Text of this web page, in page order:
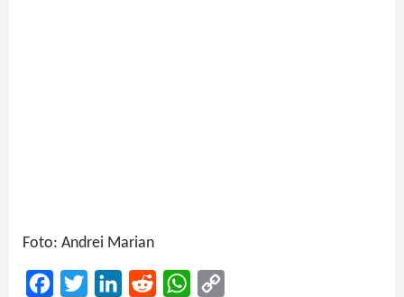
Foto: Andrei Marian
FacebookTwitter LinkedInReddit WhatsApp